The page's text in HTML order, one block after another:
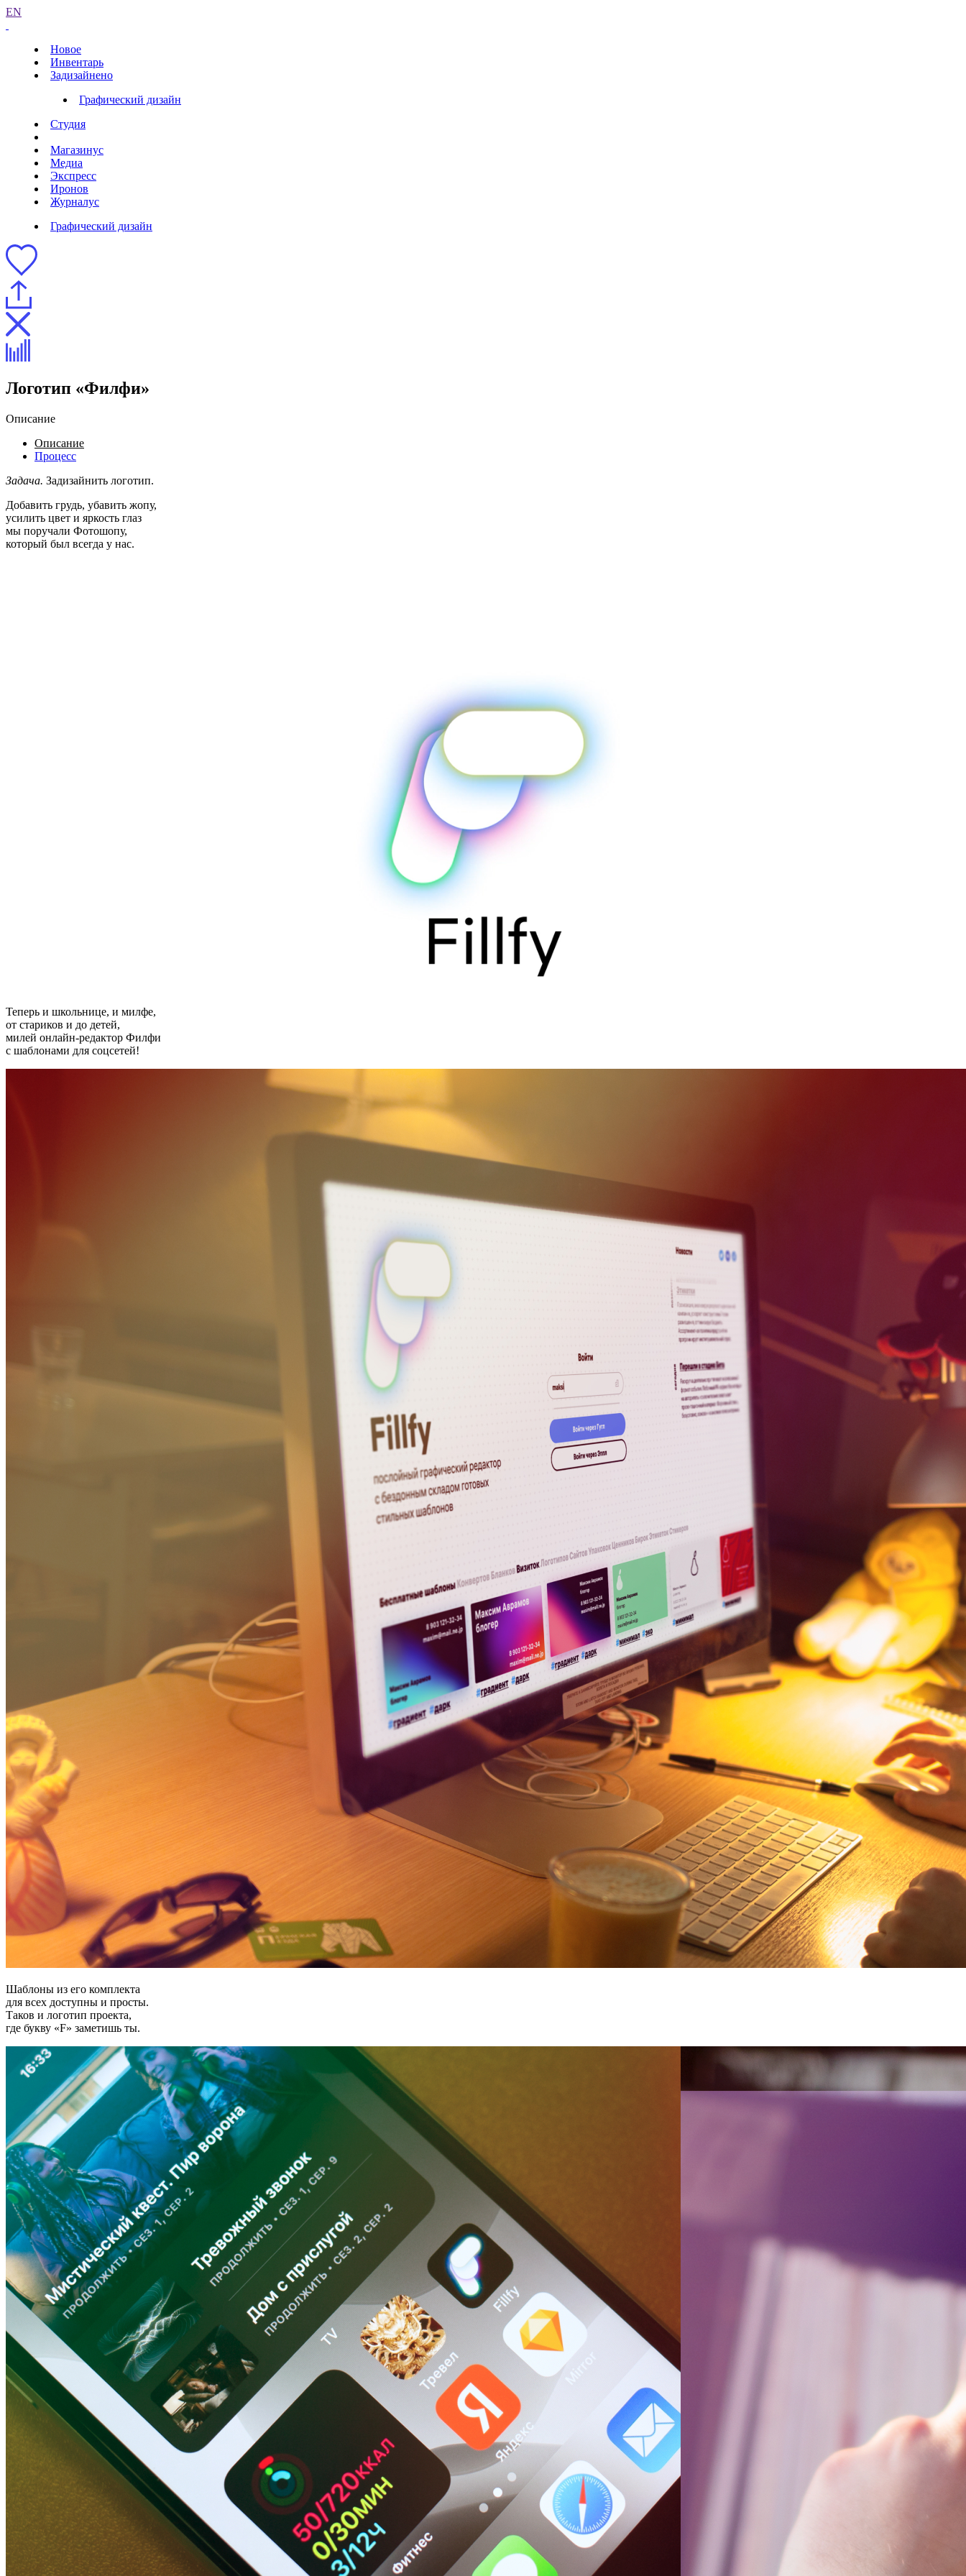
EN
Новое
Инвентарь
Задизайнено
Графический дизайн
Студия
Магазинус
Медиа
Экспресс
Иронов
Журналус
Графический дизайн
Логотип «Филфи»
Описание
Описание
Процесс
Задача. Задизайнить логотип.
Добавить грудь, убавить жопу,
усилить цвет и яркость глаз
мы поручали Фотошопу,
который был всегда у нас.
Теперь и школьнице, и милфе,
от стариков и до детей,
милей онлайн-редактор Филфи
с шаблонами для соцсетей!
Шаблоны из его комплекта
для всех доступны и просты.
Таков и логотип проекта,
где букву «F» заметишь ты.